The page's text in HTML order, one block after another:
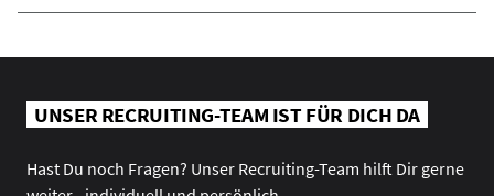
UNSER RECRUITING-TEAM IST FÜR DICH DA
Hast Du noch Fragen? Unser Recruiting-Team hilft Dir gerne